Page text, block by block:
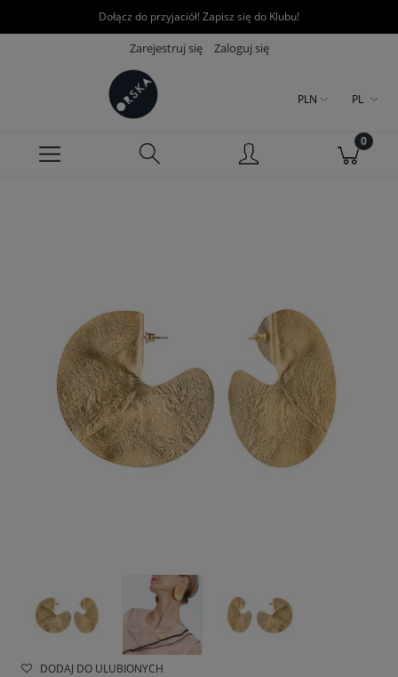
Dołącz do przyjaciół! Zapisz się do Klubu!
Zarejestruj się Zaloguj się
PLN PL
DODAJ DO ULUBIONYCH